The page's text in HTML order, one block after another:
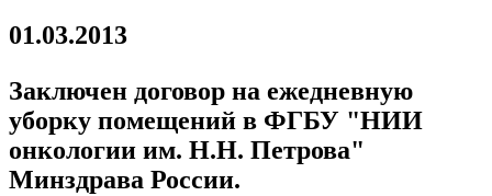
01.03.2013
Заключен договор на ежедневную
уборку помещений в ФГБУ "НИИ
онкологии им. Н.Н. Петрова"
Минздрава России.